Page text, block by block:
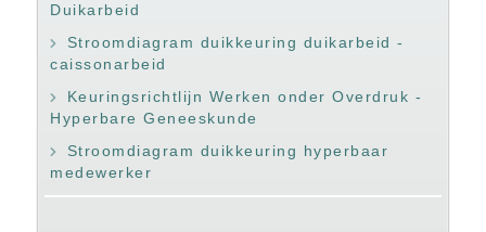
Duikarbeid
Stroomdiagram duikkeuring duikarbeid -
caissonarbeid
Keuringsrichtlijn Werken onder Overdruk -
Hyperbare Geneeskunde
Stroomdiagram duikkeuring hyperbaar
medewerker